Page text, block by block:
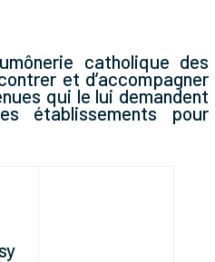
catholique des
et d’accompagner
qui le lui demandent
établissements pour